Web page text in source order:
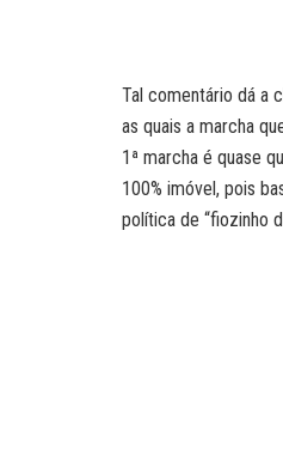
Tal comentário dá a
as quais a marcha
1ª marcha é quase
100% imóvel, pois
política de “fiozinho